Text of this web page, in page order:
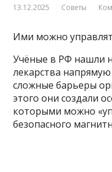
13.12.2025 Советы
Ими можно
Учёные в РФ нашли
лекарства
сложные барьеры
этого они создали
которыми можно
безопасного